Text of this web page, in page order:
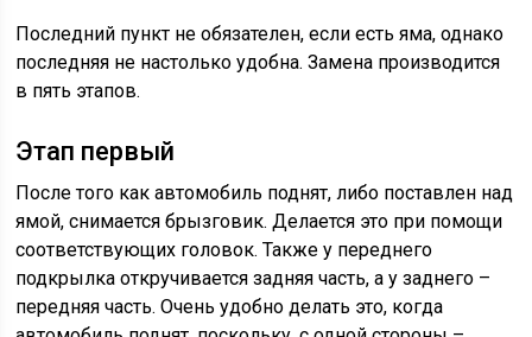
Последний пункт не обязателен, если есть яма, однако
последняя не настолько удобна. Замена производится
в пять этапов.
Этап первый
После того как автомобиль поднят, либо поставлен над
ямой, снимается брызговик. Делается это при помощи
соответствующих головок. Также у переднего
подкрылка откручивается задняя часть, а у заднего –
передняя часть. Очень удобно делать это, когда